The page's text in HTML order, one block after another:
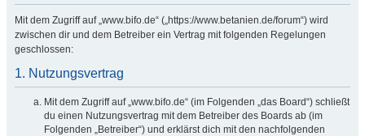
Mit dem Zugriff auf „www.bifo.de“ („https://www.betanien.de/forum“) wird
zwischen dir und dem Betreiber ein Vertrag mit folgenden Regelungen
geschlossen:
1. Nutzungsvertrag
Mit dem Zugriff auf „www.bifo.de“ (im Folgenden „das Board“) schließt
du einen Nutzungsvertrag mit dem Betreiber des Boards ab (im
Folgenden „Betreiber“) und erklärst dich mit den nachfolgenden